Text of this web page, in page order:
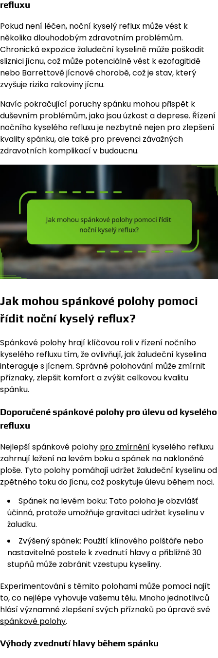
refluxu
Pokud není léčen, noční kyselý reflux může vést k
několika dlouhodobým zdravotním problémům.
Chronická expozice žaludeční kyselině může poškodit
sliznici jícnu, což může potenciálně vést k ezofagitidě
nebo Barrettově jícnové chorobě, což je stav, který
zvyšuje riziko rakoviny jícnu.
Navíc pokračující poruchy spánku mohou přispět k
duševním problémům, jako jsou úzkost a deprese. Řízení
nočního kyselého refluxu je nezbytné nejen pro zlepšení
kvality spánku, ale také pro prevenci závažných
zdravotních komplikací v budoucnu.
Jak mohou spánkové polohy pomoci
řídit noční kyselý reflux?
Spánkové polohy hrají klíčovou roli v řízení nočního
kyselého refluxu tím, že ovlivňují, jak žaludeční kyselina
interaguje s jícnem. Správné polohování může zmírnit
příznaky, zlepšit komfort a zvýšit celkovou kvalitu
spánku.
Doporučené spánkové polohy pro úlevu od kyselého
refluxu
Nejlepší spánkové polohy pro zmírnění kyselého refluxu
zahrnují ležení na levém boku a spánek na nakloněné
ploše. Tyto polohy pomáhají udržet žaludeční kyselinu od
zpětného toku do jícnu, což poskytuje úlevu během noci.
Spánek na levém boku: Tato poloha je obzvlášť
účinná, protože umožňuje gravitaci udržet kyselinu v
žaludku.
Zvýšený spánek: Použití klínového polštáře nebo
nastavitelné postele k zvednutí hlavy o přibližně 30
stupňů může zabránit vzestupu kyseliny.
Experimentování s těmito polohami může pomoci najít
to, co nejlépe vyhovuje vašemu tělu. Mnoho jednotlivců
hlásí významné zlepšení svých příznaků po úpravě své
spánkové polohy.
Výhody zvednutí hlavy během spánku